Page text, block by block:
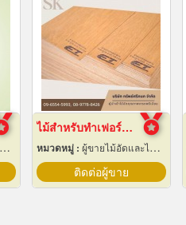
ไม้สำหรับทำเฟอร์นิเจอร์
หมวดหมู่ : ผู้ขายไม้อัดและไม้บาง
ติดต่อผู้ขาย